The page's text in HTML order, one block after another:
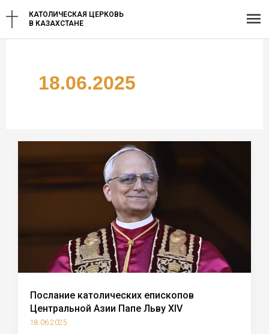
Перейти
содержимому
КАТОЛИЧЕСКАЯ ЦЕРКОВЬ
В КАЗАХСТАНЕ
18.06.2025
Послание католических епископов
Центральной Азии Папе Льву XIV
18.06.2025